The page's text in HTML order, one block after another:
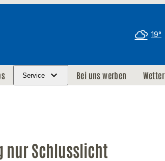
19°
Service Bei uns werben Wetter
nur Schlusslicht